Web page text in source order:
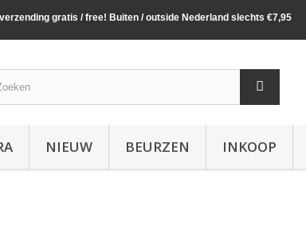
gratis / free! Buiten / outside Nederland slechts €7,95
NIEUW BEURZEN INKOOP